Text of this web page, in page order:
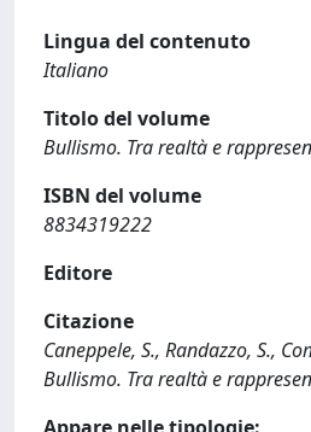
Lingua del contenuto
Italiano
Titolo del volume
Bullismo. Tra realtà e
ISBN del volume
8834319222
Editore
Citazione
Caneppele, S., Randazzo, S.,
Bullismo. Tra realtà e